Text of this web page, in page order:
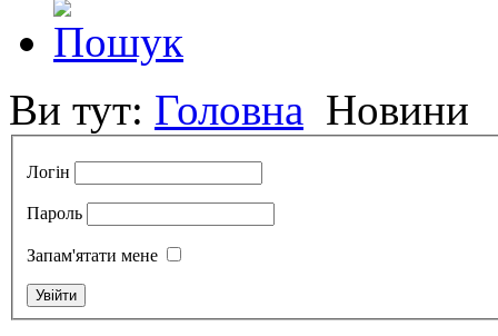
Ви тут: Головна Новини
Логін
Пароль
Запам'ятати мене